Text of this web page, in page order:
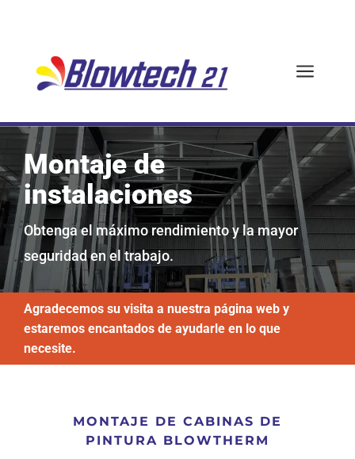
a
Montaje de
instalaciones
Obtenga el máximo rendimiento y la mayor
seguridad en el trabajo.
Agradecemos su visita a nuestra página web y
estaremos encantados de ayudarle en lo que
necesite.
MONTAJE DE CABINAS DE
PINTURA BLOWTHERM